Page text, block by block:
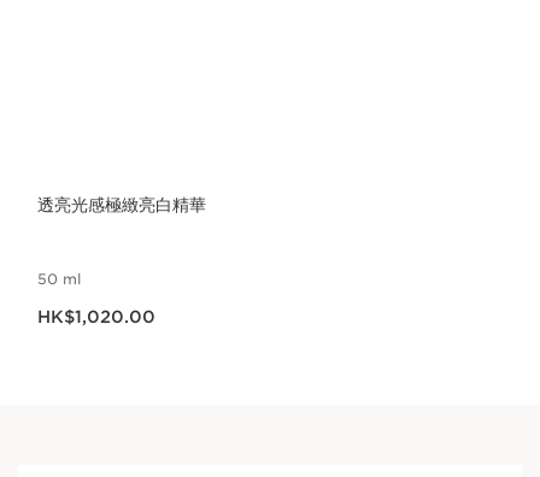
透亮光感極緻亮白精華
50 ml
HK$1,020.00